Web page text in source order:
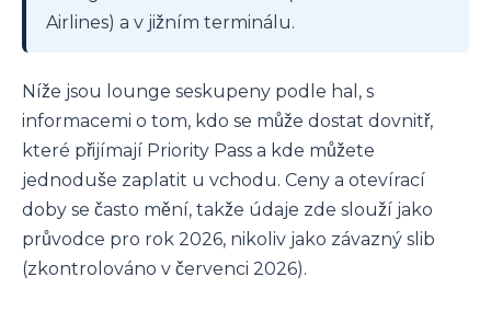
Airlines) a v jižním terminálu.
Níže jsou lounge seskupeny podle hal, s
informacemi o tom, kdo se může dostat dovnitř,
které přijímají Priority Pass a kde můžete
jednoduše zaplatit u vchodu. Ceny a otevírací
doby se často mění, takže údaje zde slouží jako
průvodce pro rok 2026, nikoliv jako závazný slib
(zkontrolováno v červenci 2026).